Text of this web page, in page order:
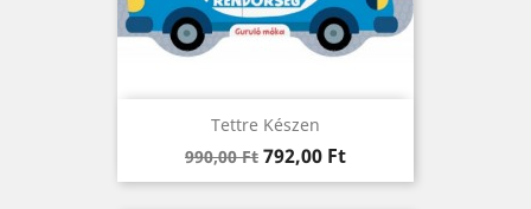
Tettre Készen
Regular
price
990,00 Ft Ár
792,00 Ft